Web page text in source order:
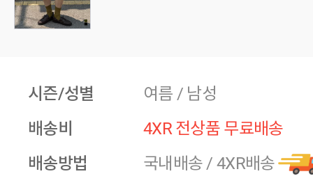
시즌/성별
여름 / 남성
배송비
4XR 전상품 무료배송
배송방법
국내배송 / 4XR배송